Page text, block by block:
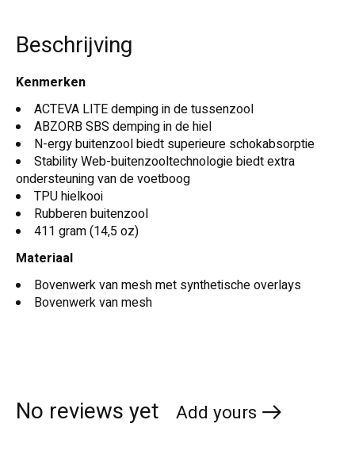
Beschrijving
Kenmerken
ACTEVA LITE demping in de tussenzool
ABZORB SBS demping in de hiel
N-ergy buitenzool biedt superieure schokabsorptie
Stability Web-buitenzooltechnologie biedt extra
ondersteuning van de voetboog
TPU hielkooi
Rubberen buitenzool
411 gram (14,5 oz)
Materiaal
Bovenwerk van mesh met synthetische overlays
Bovenwerk van mesh
No reviews yet Add yours